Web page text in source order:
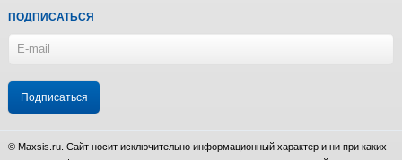
ПОДПИСАТЬСЯ
© Maxsis.ru. Сайт носит исключительно информационный характер и ни при каких